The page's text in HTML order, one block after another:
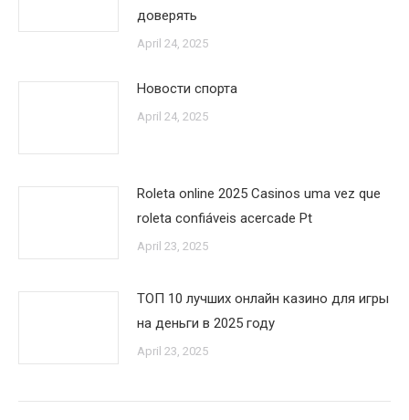
доверять
April 24, 2025
Новости спорта
April 24, 2025
Roleta online 2025 Casinos uma vez que
roleta confiáveis acercade Pt
April 23, 2025
ТОП 10 лучших онлайн казино для игры
на деньги в 2025 году
April 23, 2025